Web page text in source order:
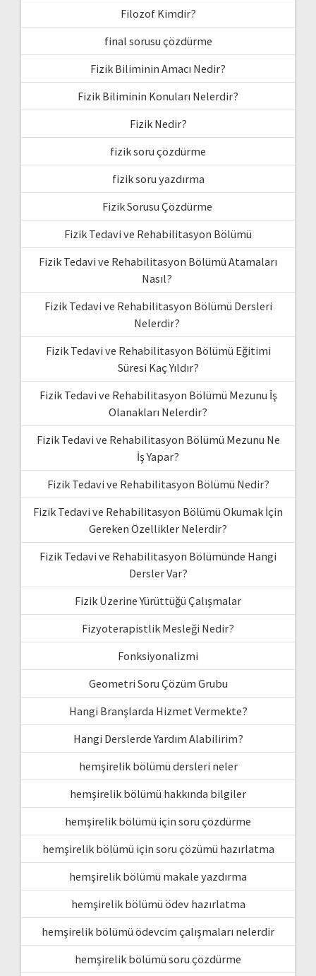
Filozof Kimdir?
final sorusu çözdürme
Fizik Biliminin Amacı Nedir?
Fizik Biliminin Konuları Nelerdir?
Fizik Nedir?
fizik soru çözdürme
fizik soru yazdırma
Fizik Sorusu Çözdürme
Fizik Tedavi ve Rehabilitasyon Bölümü
Fizik Tedavi ve Rehabilitasyon Bölümü Atamaları
Nasıl?
Fizik Tedavi ve Rehabilitasyon Bölümü Dersleri
Nelerdir?
Fizik Tedavi ve Rehabilitasyon Bölümü Eğitimi
Süresi Kaç Yıldır?
Fizik Tedavi ve Rehabilitasyon Bölümü Mezunu İş
Olanakları Nelerdir?
Fizik Tedavi ve Rehabilitasyon Bölümü Mezunu Ne
İş Yapar?
Fizik Tedavi ve Rehabilitasyon Bölümü Nedir?
Fizik Tedavi ve Rehabilitasyon Bölümü Okumak İçin
Gereken Özellikler Nelerdir?
Fizik Tedavi ve Rehabilitasyon Bölümünde Hangi
Dersler Var?
Fizik Üzerine Yürüttüğü Çalışmalar
Fizyoterapistlik Mesleği Nedir?
Fonksiyonalizmi
Geometri Soru Çözüm Grubu
Hangi Branşlarda Hizmet Vermekte?
Hangi Derslerde Yardım Alabilirim?
hemşirelik bölümü dersleri neler
hemşirelik bölümü hakkında bilgiler
hemşirelik bölümü için soru çözdürme
hemşirelik bölümü için soru çözümü hazırlatma
hemşirelik bölümü makale yazdırma
hemşirelik bölümü ödev hazırlatma
hemşirelik bölümü ödevcim çalışmaları nelerdir
hemşirelik bölümü soru çözdürme